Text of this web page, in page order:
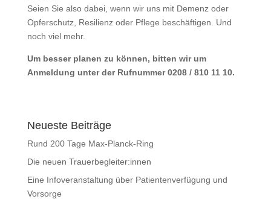
Seien Sie also dabei, wenn wir uns mit Demenz oder
Opferschutz, Resilienz oder Pflege beschäftigen. Und
noch viel mehr.
Um besser planen zu können, bitten wir um
Anmeldung unter der Rufnummer 0208 / 810 11 10.
Neueste Beiträge
Rund 200 Tage Max-Planck-Ring
Die neuen Trauerbegleiter:innen
Eine Infoveranstaltung über Patientenverfügung und
Vorsorge